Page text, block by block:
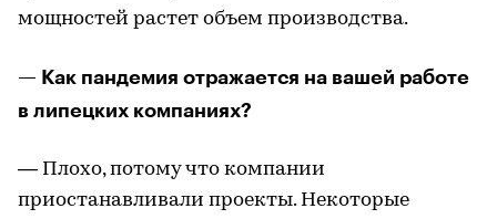
мощностей растет объем производства.
— Как пандемия отражается на вашей работе
в липецких компаниях?
— Плохо, потому что компании
приостанавливали проекты. Некоторые